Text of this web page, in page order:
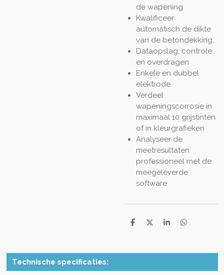
de wapening
Kwalificeer
automatisch de dikte
van de betondekking.
Dataopslag, controle
en overdragen
Enkele en dubbel
elektrode.
Verdeel
wapeningscorrosie in
maximaal 10 grijstinten
of in kleurgrafieken
Analyseer de
meetresultaten
professioneel met de
meegeleverde
software
D
n
D
S
e
D
n
Technische specificaties: